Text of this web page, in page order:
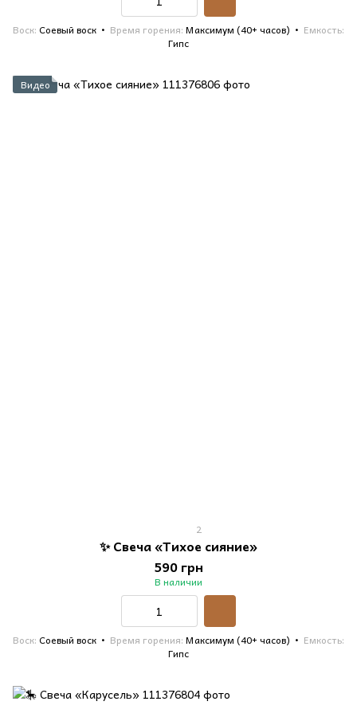
Воск Соевый воск Время горения Максимум (40+ часов)
Емкость
Гипс
Видео
2
✨ Свеча «Тихое сияние»
590 грн
В наличии
Воск Соевый воск Время горения Максимум (40+ часов)
Емкость
Гипс